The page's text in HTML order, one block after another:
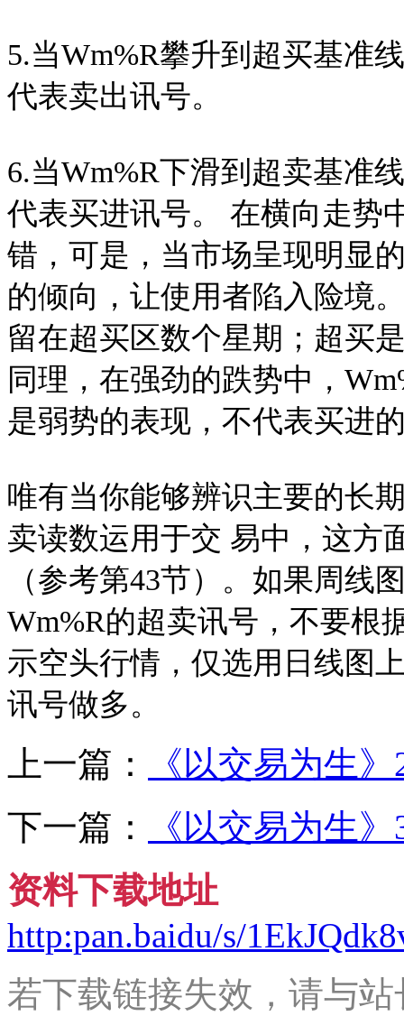
5.当Wm%R攀升到超买基准
代表卖出讯号。
6.当Wm%R下滑到超卖基准
代表买进讯号。 在横向走势
错，可是，当市场呈现明显
的倾向，让使用者陷入险境
留在超买区数个星期；超买
同理，在强劲的跌势中，
是弱势的表现，不代表买进
唯有当你能够辨识主要的长
卖读数运用于交 易中，这方
（参考第43节）。如果周线
Wm%R的超卖讯号，不要根
示空头行情，仅选用日线图
讯号做多。
上一篇：
《以交易为生
下一篇：
《以交易为生
资料下载地址
http:pan.baidu/s/
若下载链接失效，请与站